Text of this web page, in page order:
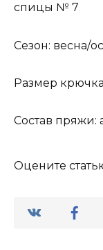
спицы № 7
Сезон: весна/
Размер
Состав пряжи:
Оцените